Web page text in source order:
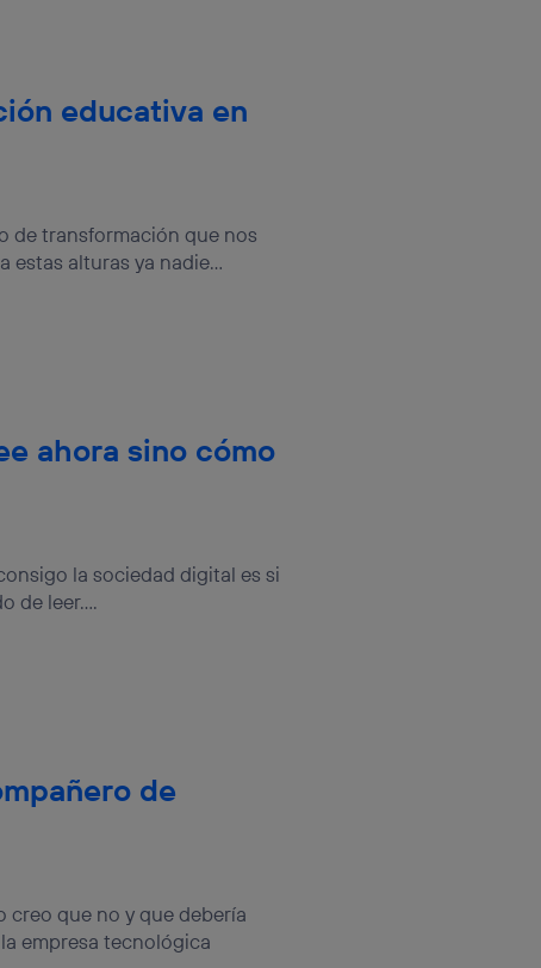
educativa en
de transformación que nos
estas alturas ya nadie...
ahora sino cómo
la sociedad digital es si
de leer....
de
creo que no y que debería
empresa tecnológica